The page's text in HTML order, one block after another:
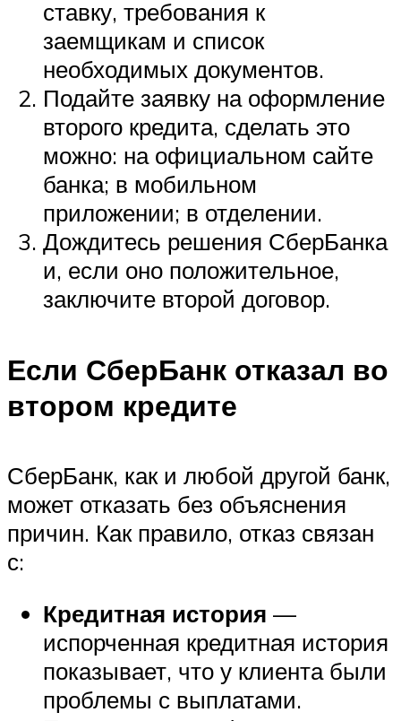
ставку, требования к
заемщикам и список
необходимых документов.
Подайте заявку на оформление
второго кредита, сделать это
можно: на официальном сайте
банка; в мобильном
приложении; в отделении.
Дождитесь решения СберБанка
и, если оно положительное,
заключите второй договор.
Если СберБанк отказал во
втором кредите
СберБанк, как и любой другой банк,
может отказать без объяснения
причин. Как правило, отказ связан
с:
Кредитная история —
испорченная кредитная история
показывает, что у клиента были
проблемы с выплатами.